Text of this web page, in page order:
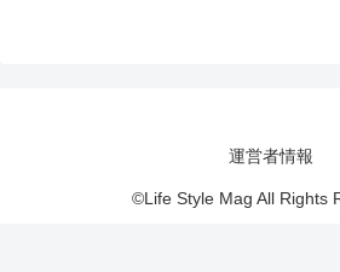
運営者情報
©Life Style Mag All Rights